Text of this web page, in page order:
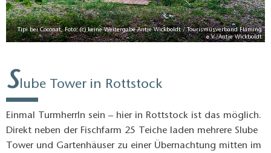
Tipi bei Coconat, Foto: (c) keine Weitergabe Antje Wickboldt / Tourismusverband Fläming
e.V./Antje Wickboldt
Slube Tower in Rottstock
Einmal TurmherrIn sein – hier in Rottstock ist das möglich.
Direkt neben der Fischfarm 25 Teiche laden mehrere Slube
Tower und Gartenhäuser zu einer Übernachtung mitten im